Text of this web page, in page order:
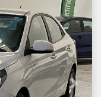
Next